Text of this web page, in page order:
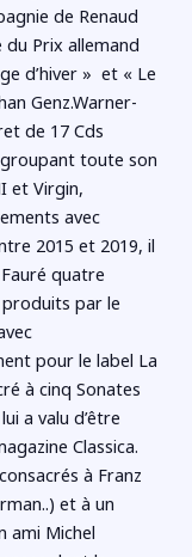
de Renaud
Prix allemand
d’hiver » et « Le
Genz.Warner-
de 17 Cds
toute son
et Virgin,
avec
2015 et 2019, il
quatre
par le
pour le label La
à cinq Sonates
a valu d’être
Classica.
à Franz
et à un
ami Michel